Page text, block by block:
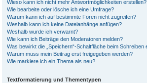
Wieso kann ich nicht mehr Antwortmöglichkeiten erstellen?
Wie bearbeite oder lösche ich eine Umfrage?
Warum kann ich auf bestimmte Foren nicht zugreifen?
Weshalb kann ich keine Dateianhänge anfügen?
Weshalb wurde ich verwarnt?
Wie kann ich Beiträge den Moderatoren melden?
Was bewirkt die „Speichern“-Schaltfläche beim Schreiben
Warum muss mein Beitrag erst freigegeben werden?
Wie markiere ich ein Thema als neu?
Textformatierung und Thementypen